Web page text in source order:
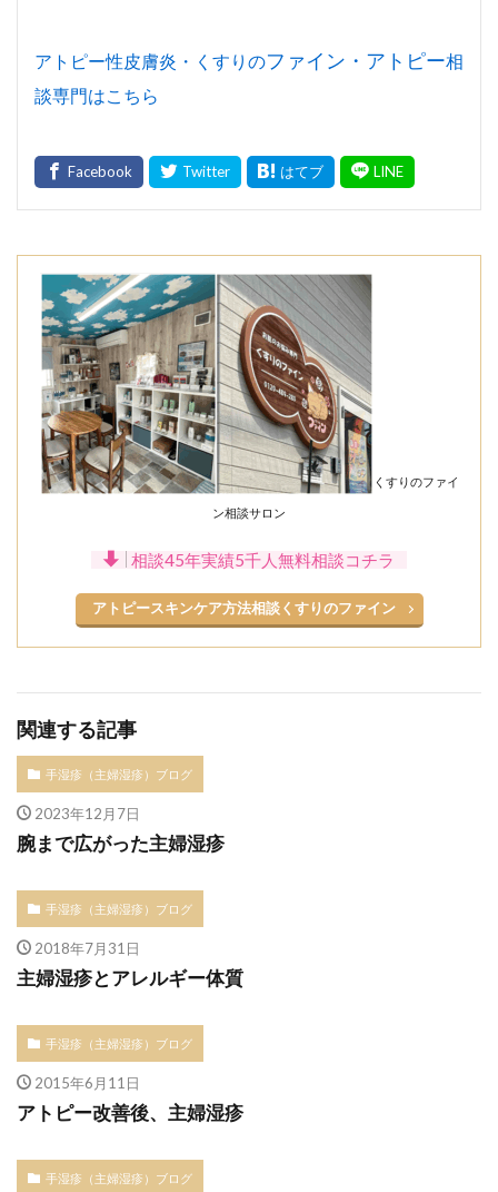
アトピー性皮膚炎・くすりのファイン・アトピー相
談専門はこちら
くすりのファイ
ン相談サロン
相談45年実績5千人無料相談コチラ
アトピースキンケア方法相談くすりのファイン
関連する記事
手湿疹（主婦湿疹）ブログ
2023年12月7日
腕まで広がった主婦湿疹
手湿疹（主婦湿疹）ブログ
2018年7月31日
主婦湿疹とアレルギー体質
手湿疹（主婦湿疹）ブログ
2015年6月11日
アトピー改善後、主婦湿疹
手湿疹（主婦湿疹）ブログ